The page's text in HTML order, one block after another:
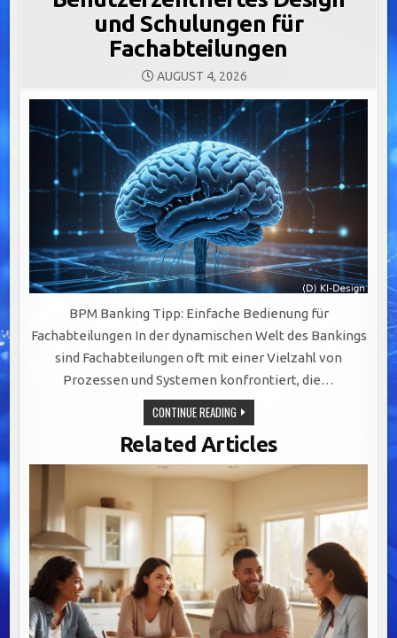
und Schulungen für
Fachabteilungen
AUGUST 4, 2026
BPM Banking Tipp: Einfache Bedienung für
Fachabteilungen In der dynamischen Welt des Bankings
sind Fachabteilungen oft mit einer Vielzahl von
Prozessen und Systemen konfrontiert, die…
CONTINUE READINGEFFIZIENZSTEIGERUNG
IM
BANKING:
BENUTZERZENTRIERTES
DESIGN
UND
SCHULUNGEN
Related Articles